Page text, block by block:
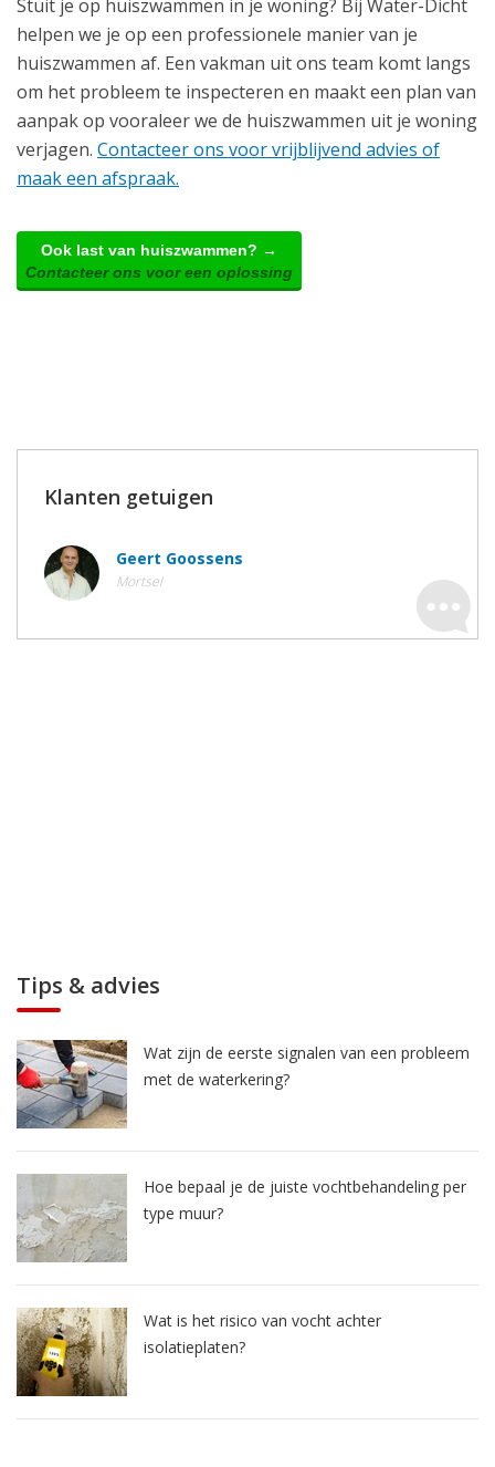
Stuit je op huiszwammen in je woning? Bij Water-Dicht
helpen we je op een professionele manier van je
huiszwammen af. Een vakman uit ons team komt langs
om het probleem te inspecteren en maakt een plan van
aanpak op vooraleer we de huiszwammen uit je woning
verjagen. Contacteer ons voor vrijblijvend advies of
maak een afspraak.
Ook last van huiszwammen? →
Contacteer ons voor een oplossing
Klanten getuigen
Geert Goossens
Mortsel
Tips & advies
Wat zijn de eerste signalen van een probleem
met de waterkering?
Hoe bepaal je de juiste vochtbehandeling per
type muur?
Wat is het risico van vocht achter
isolatieplaten?